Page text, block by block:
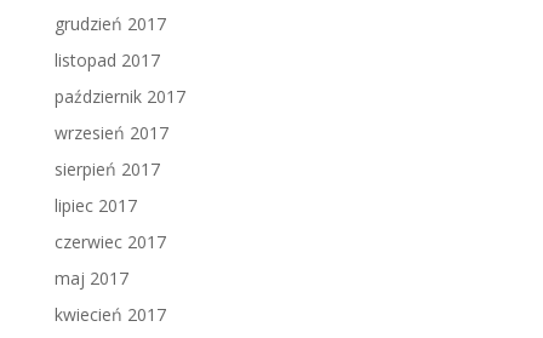
grudzień 2017
listopad 2017
październik 2017
wrzesień 2017
sierpień 2017
lipiec 2017
czerwiec 2017
maj 2017
kwiecień 2017